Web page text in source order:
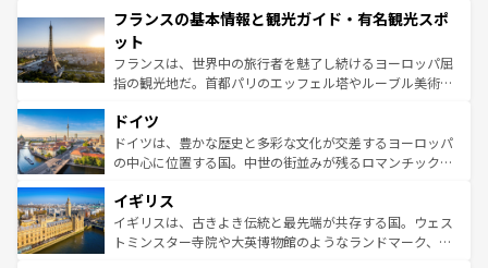
ませてくれるイタリアで、忘れられない旅をしてみよう！
なお、新着のイタリア情報は
しい。
文化が根付くこの国では、情熱的なフラメンコ、熱気あふ
れる闘牛、そして美味しいタパスが生活の一部となってい
る。首都マドリードの洗練された雰囲気や、バルセロナの
アートに溢れた街角から、地方では古代ローマ遺跡や中世
せる。地方によって風土や気候が異なるスペインはその個
性で訪れる人を魅了する。 なお、新着のスペイン情報は コ
ンテンツ一覧を参照してほしい。
フランスの基本情報と観光ガイド・有名観光スポ
ット
フランスは、世界中の旅行者を魅了し続けるヨーロッパ屈
指の観光地だ。首都パリのエッフェル塔やルーブル美術館
で、幅広い魅力が詰まっている。華麗な宮殿、歴史的な大
聖堂、美しいビーチ、そして豊かな自然が、訪れる者を心
から魅了する。また、フランスは美食の国としても知ら
いる。シャンパンの発祥地であるランス、プロヴァンスの
香り高いラベンダー畑など、多彩な楽しみ方が可能だ。さ
らに、パリ以外の地域にも魅力が溢れており、どの街角に
ドイツ
ドイツは、豊かな歴史と多彩な文化が交差するヨーロッパ
の中心に位置する国。中世の街並みが残るロマンチック街
顔を持つこの国は、どこを歩いても飽きることがない。ベ
ルリンの文化的活気、バイエルン州のアルプスの絶景、そ
してライン川沿いのワイン畑といった風景は必見。ビール
イギリス
イギリスは、古きよき伝統と最先端が共存する国。ウェス
トミンスター寺院や大英博物館のようなランドマーク、歴